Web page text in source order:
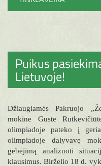
Puikus
Lietuvoje!
Džiaugiamės Pakruojo
mokine Guste
olimpiadoje pateko į
olimpiadoje dalyvavę
gebėjimą analizuoti
klausimus. Birželio 18 d.